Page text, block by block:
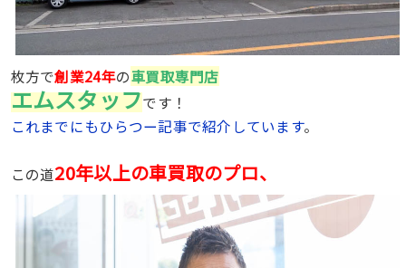
枚方で創業24年の車買取専門店
エムスタッフです！
これまでにもひらつー記事で紹介しています。
この道20年以上の車買取のプロ、